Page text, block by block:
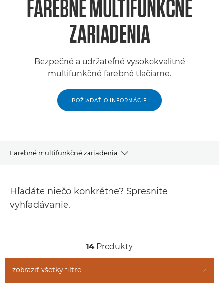
FAREBNÉ MULTIFUNKČNÉ
ZARIADENIA
Bezpečné a udržateľné vysokokvalitné
multifunkčné farebné tlačiarne.
POŽIADAŤ O INFORMÁCIE
Farebné multifunkčné zariadenia
Podpora
Hľadáte niečo konkrétne? Spresnite
vyhľadávanie.
14 Produkty
zobraziť všetky filtre